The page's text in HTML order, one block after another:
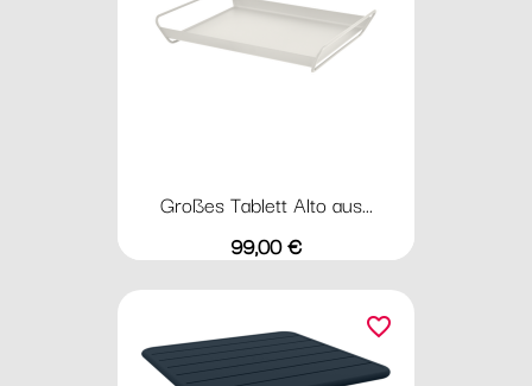
Großes Tablett Alto aus...
Preis
99,00 €
favorite_border